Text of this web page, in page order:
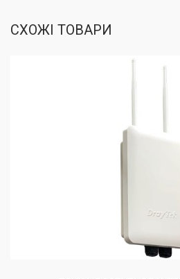
СХОЖІ ТОВАРИ